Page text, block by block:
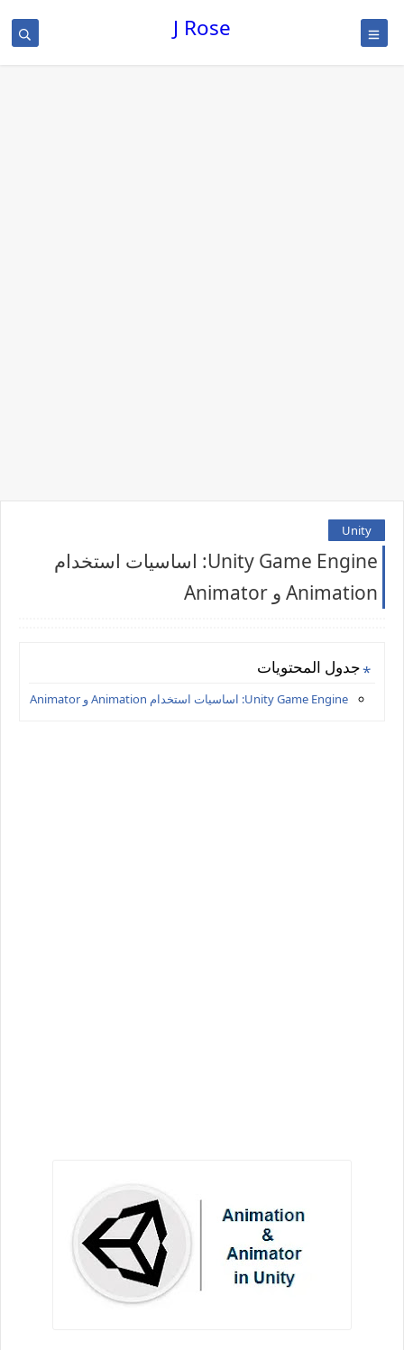
J Rose
Unity
Unity Game Engine: اساسيات استخدام
Animation و Animator
جدول المحتويات
Unity Game Engine: اساسيات استخدام Animation و Animator